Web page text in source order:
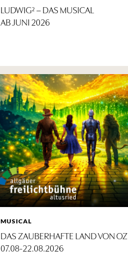
LUDWIG² – DAS MUSICAL
AB JUNI 2026
MUSICAL
DAS ZAUBERHAFTE LAND VON OZ
07.08-22.08.2026